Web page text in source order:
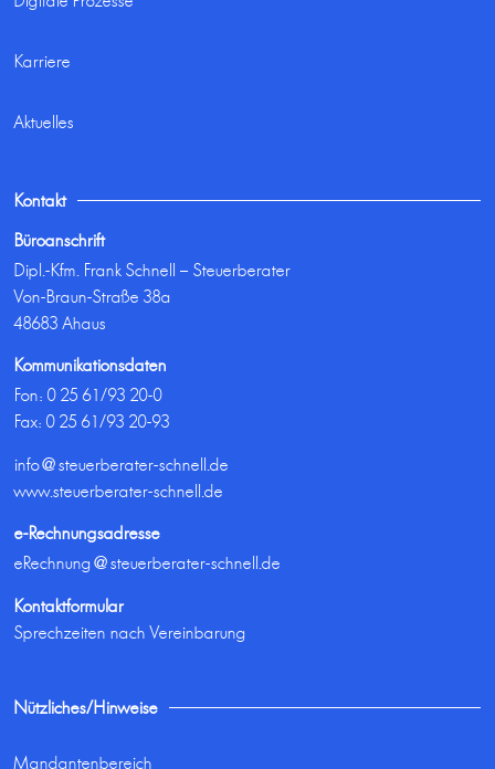
Karriere
Aktuelles
Kontakt
Büroanschrift
Dipl.-Kfm. Frank Schnell – Steuerberater
Von-Braun-Straße 38a
48683 Ahaus
Kommunikationsdaten
Fon:0 25 61/93 20-0
Fax: 0 25 61/93 20-93
info@steuerberater-schnell.de
www.steuerberater-schnell.de
e-Rechnungsadresse
eRechnung@steuerberater-schnell.de
Kontaktformular
Sprechzeiten nach Vereinbarung
Nützliches/Hinweise
Mandantenbereich